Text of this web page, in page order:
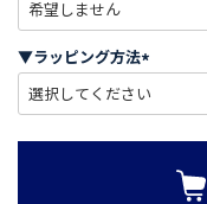
必
)
▼ラッピング方法
必